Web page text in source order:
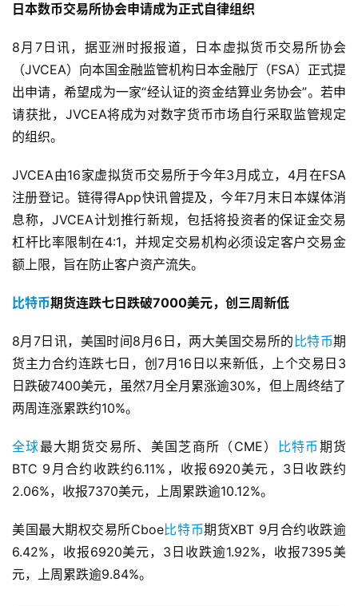
日本数币交易所协会申请成为正式自律组织
8月7日讯，据亚洲时报报道，日本虚拟货币交易所协会
（JVCEA）向本国金融监管机构日本金融厅（FSA）正式提
出申请，希望成为一家“经认证的资金结算业务协会”。若申
请获批，JVCEA将成为对数字货币市场自行采取监管规定
的组织。
JVCEA由16家虚拟货币交易所于今年3月成立，4月在FSA
注册登记。链得得App快讯曾提及，今年7月末日本媒体消
息称，JVCEA计划推行新规，包括将投资者的保证金交易
杠杆比率限制在4:1，并规定交易机构必须设定客户交易金
额上限，旨在防止客户资产流失。
比特币期货连跌七日跌破7000美元，创三周新低
8月7日讯，美国时间8月6日，两大美国交易所的 比特币期
货主力合约连跌七日，创7月16日以来新低，上个交易日3
日跌破7400美元，虽然7月全月累涨逾30%，但上周终结了
两周连涨累跌约10%。
全球最大期货交易所、美国芝商所（CME） 比特币期货
BTC 9月合约收跌约6.11%，收报6920美元，3日收跌约
2.06%，收报7370美元，上周累跌逾10.12%。
美国最大期权交易所Cboe比特币期货XBT 9月合约收跌逾
6.42%，收报6920美元，3日收跌逾1.92%，收报7395美
元，上周累跌逾9.84%。